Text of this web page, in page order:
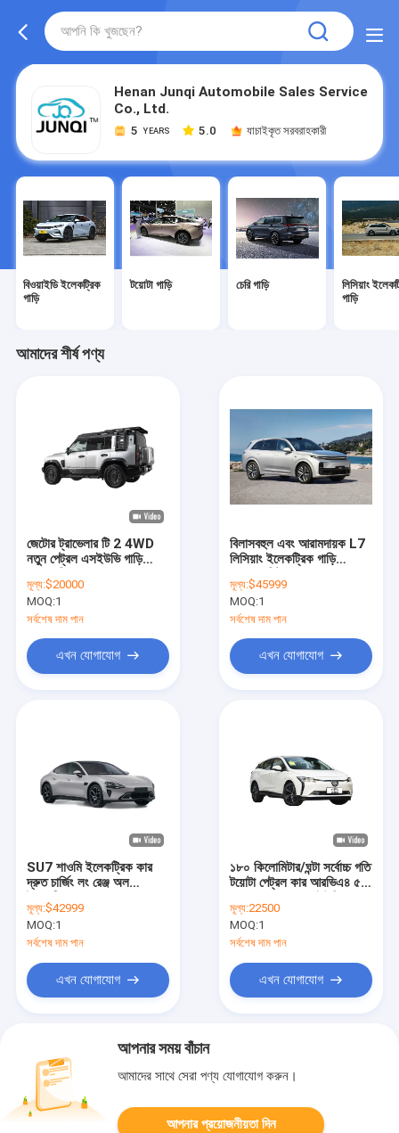
Henan Junqi Automobile Sales Service
Co., Ltd.
5 YEARS 5.0 যাচাইকৃত সরবরাহকারী
বিওয়াইডি ইলেকট্রিক
গাড়ি
টয়োটা গাড়ি চেরি গাড়ি
লিসিয়াং
গাড়ি
আমাদের শীর্ষ পণ্য
জেটোর ট্রাভেলার টি 2 4WD
নতুন পেট্রল এসইউভি গাড়ি
মূল্য:$20000
MOQ:1
সর্বশেষ দাম পান
এখন যোগাযোগ
বিলাসবহুল এবং আরামদায়ক L7
লিসিয়াং ইলেকট্রিক গাড়ি
মূল্য:$45999
MOQ:1
সর্বশেষ দাম পান
এখন যোগাযোগ
SU7 শাওমি ইলেকট্রিক কার
দ্রুত চার্জিং লং রেঞ্জ অল
মূল্য:$42999
MOQ:1
সর্বশেষ দাম পান
এখন যোগাযোগ
১৮০ কিলোমিটার/ঘন্টা সর্বোচ্চ গতি
টয়োটা পেট্রল কার আরভিএ৪ ৫
মূল্য:22500
MOQ:1
সর্বশেষ দাম পান
এখন যোগাযোগ
আপনার সময় বাঁচান
আমাদের সাথে সেরা পণ্য যোগাযোগ করুন।
আপনার প্রয়োজনীয়তা দিন